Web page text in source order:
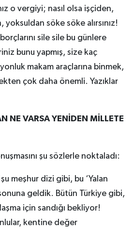
o vergiyi; nasıl olsa işçiden,
söke söke alırsınız!
sile sile bu günlere
bunu yapmış, size kaç
makam araçlarına binmek,
çok daha önemli. Yazıklar
NE VARSA YENİDEN MİLLETE
şu sözlerle noktaladı:
meşhur dizi gibi, bu ‘Yalan
sonuna geldik. Bütün Türkiye gibi,
için sandığı bekliyor!
kentine değer